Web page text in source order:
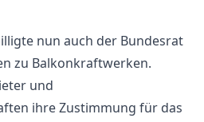
nun auch der Bundesrat
zu Balkonkraftwerken.
und
ihre Zustimmung für das